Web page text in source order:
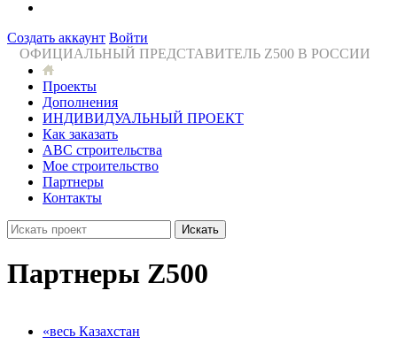
Создать аккаунт Войти
ОФИЦИАЛЬНЫЙ ПРЕДСТАВИТЕЛЬ Z500 В РОССИИ
Проекты
Дополнения
ИНДИВИДУАЛЬНЫЙ ПРОЕКТ
Как заказать
ABC строительства
Мое строительство
Партнеры
Контакты
Искать
Партнеры Z500
«весь Казахстан